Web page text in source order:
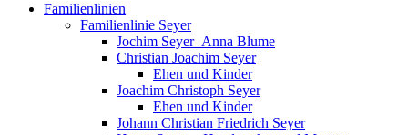
Familienlinien
Familienlinie Seyer
Jochim Seyer_Anna Blume
Christian Joachim Seyer
Ehen und Kinder
Joachim Christoph Seyer
Ehen und Kinder
Johann Christian Friedrich Seyer